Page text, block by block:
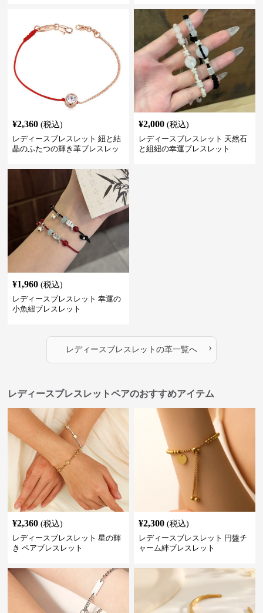
¥2,360 (税込)
レディースブレスレット 紐と結
晶のふたつの輝き革ブレスレッ
¥2,000 (税込)
レディースブレスレット 天然石
と組紐の幸運ブレスレット
¥1,960 (税込)
レディースブレスレット 幸運の
小魚紐ブレスレット
レディースブレスレット の革一覧へ ›
レディースブレスレットペアのおすすめアイテム
¥2,360 (税込)
レディースブレスレット 星の輝
き ペアブレスレット
¥2,300 (税込)
レディースブレスレット 円盤チ
ャーム絆ブレスレット